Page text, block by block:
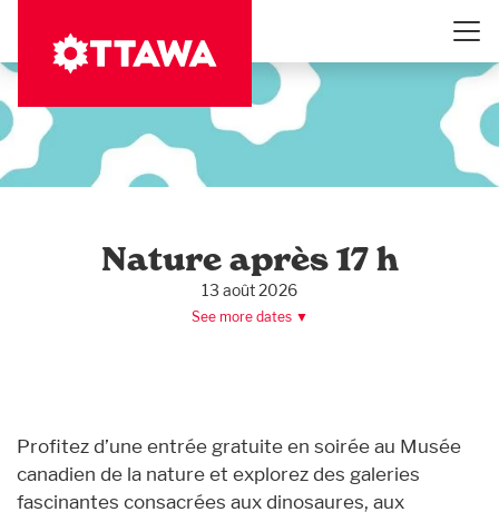
contenu
Nature après 17 h
13 août 2026
See more dates ▼
Profitez d’une entrée gratuite en soirée au Musée
canadien de la nature et explorez des galeries
fascinantes consacrées aux dinosaures, aux